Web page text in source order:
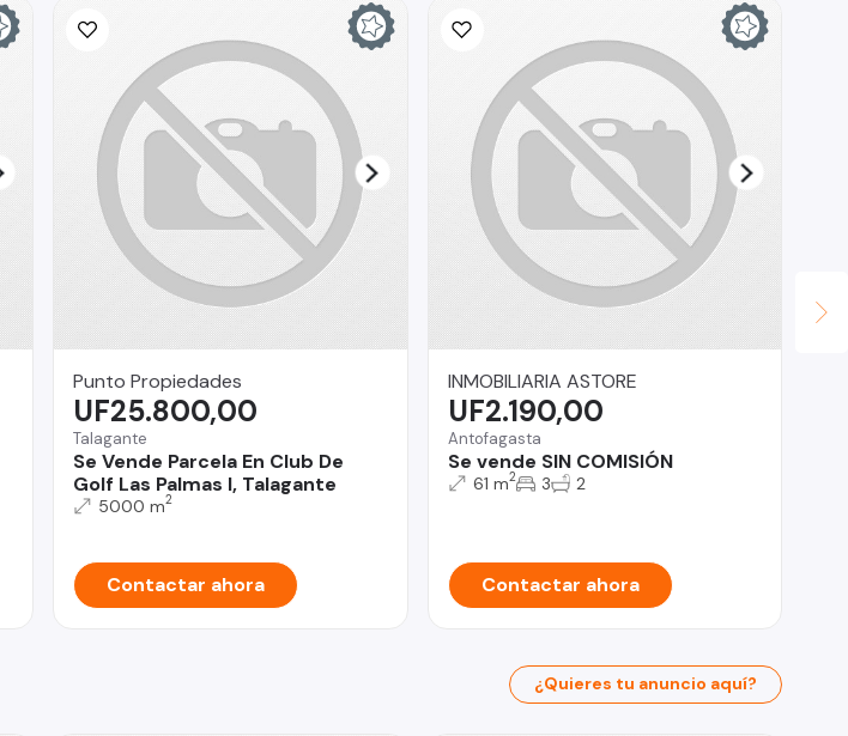
Punto Propiedades
Talagante
Se Vende Parcela En Club De
Golf Las Palmas I, Talagante
UF25.800,00
5000 m2
Contactar ahora
INMOBILIARIA ASTORE
Antofagasta
Se vende SIN COMISIÓN
UF2.190,00
61 m2 3 2
Contactar ahora
¿Quieres tu anuncio aquí?